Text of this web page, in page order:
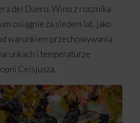
del Duero. Wino z rocznika
osiągnie za siedem lat, jako
warunkiem przechowywania
i temperaturze
Celsjusza.